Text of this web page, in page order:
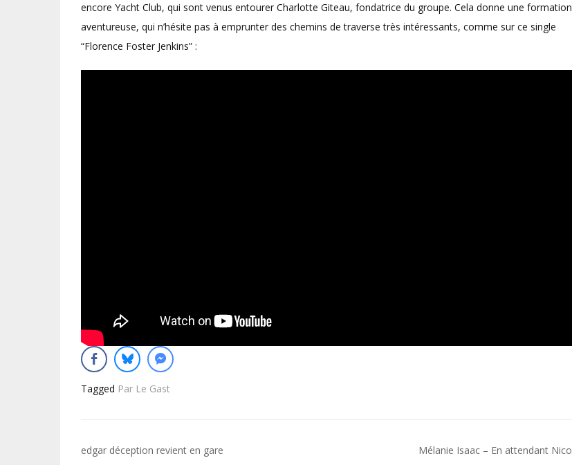
encore Yacht Club, qui sont venus entourer Charlotte Giteau, fondatrice du groupe. Cela donne une formation
aventureuse, qui n’hésite pas à emprunter des chemins de traverse très intéressants, comme sur ce single
“Florence Foster Jenkins” :
Tagged Par Le Gast
Navigation
edgar déception revient en gare Mélanie Isaac – En attendant Nico